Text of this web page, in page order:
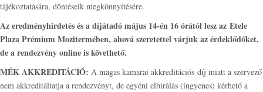
tájékoztatására, döntéseik megkönnyítésére.
Az eredményhirdetés és a díjátadó május 14-én 16 órától lesz az Etele
Plaza Prémium Mozitermében, ahová szeretettel várjuk az érdeklődőket,
de a rendezvény online is követhető.
MÉK AKKREDITÁCIÓ: A magas kamarai akkreditációs díj miatt a szervező
nem akkreditáltatja a rendezvényt, de egyéni elbírálás (ingyenes) kérhető a